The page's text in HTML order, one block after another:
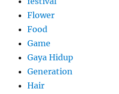
Flower
Food
Game
Gaya Hidup
Generation
Hair